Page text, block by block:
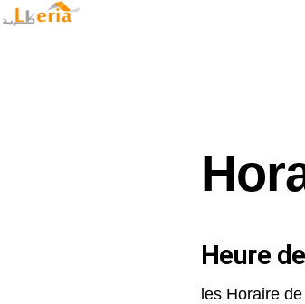
Heure
les Horaire